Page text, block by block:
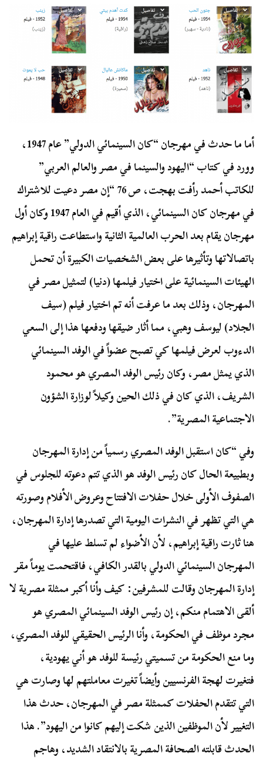
أما ما حدث في مهرجان “كان السينمائي الدولي” عام 1947،
وورد في كتاب “اليهود والسينما في مصر والعالم العربي”
للكاتب أحمد رأفت بهجت، ص 76 “إن مصر دعيت للاشتراك
في مهرجان كان السينمائي، الذي أقيم في العام 1947 وكان أول
مهرجان يقام بعد الحرب العالمية الثانية واستطاعت راقية إبراهيم
باتصالاتها وتأثيرها على بعض الشخصيات الكبيرة أن تحمل
الهيئات السينمائية على اختيار فيلمها (دنيا) لتمثيل مصر في
المهرجان، وذلك بعد ما عرفت أنه تم اختيار فيلم (سيف
الجلاد) ليوسف وهبي، مما أثار ضيقها ودفعها هذا إلى السعي
الدءوب لعرض فيلمها كي تصبح عضواً في الوفد السينمائي
الذي يمثل مصر، وكان رئيس الوفد المصري هو محمود
الشريف، الذي كان في ذلك الحين وكيلاً لوزارة الشؤون
الاجتماعية المصرية”.
وفي “كان استقبل الوفد المصري رسمياً من إدارة المهرجان
وبطبيعة الحال كان رئيس الوفد هو الذي تتم دعوته للجلوس في
الصفوف الأولى خلال حفلات الافتتاح وعروض الأفلام وصورته
هي التي تظهر في النشرات اليومية التي تصدرها إدارة المهرجان،
هنا ثارت راقية إبراهيم، لأن الأضواء لم تسلط عليها في
المهرجان السينمائي الدولي بالقدر الكافي، فاقتحمت يوماً مقر
إدارة المهرجان وقالت للمشرفين: كيف وأنا أكبر ممثلة مصرية لا
ألقى الاهتمام منكم، إن رئيس الوفد السينمائي المصري هو
مجرد موظف في الحكومة، وأنا الرئيس الحقيقي للوفد المصري،
وما منع الحكومة من تسميتي رئيسة للوفد هو أني يهودية،
فتغيرت لهجة الفرنسيين وأيضاً تغيرت معاملتهم لها وصارت هي
التي تتقدم الحفلات كممثلة مصر في المهرجان، حدث هذا
التغيير لأن الموظفين الذين شكت إليهم كانوا من اليهود”. هذا
الحدث قابلته الصحافة المصرية بالانتقاد الشديد، وهاجم